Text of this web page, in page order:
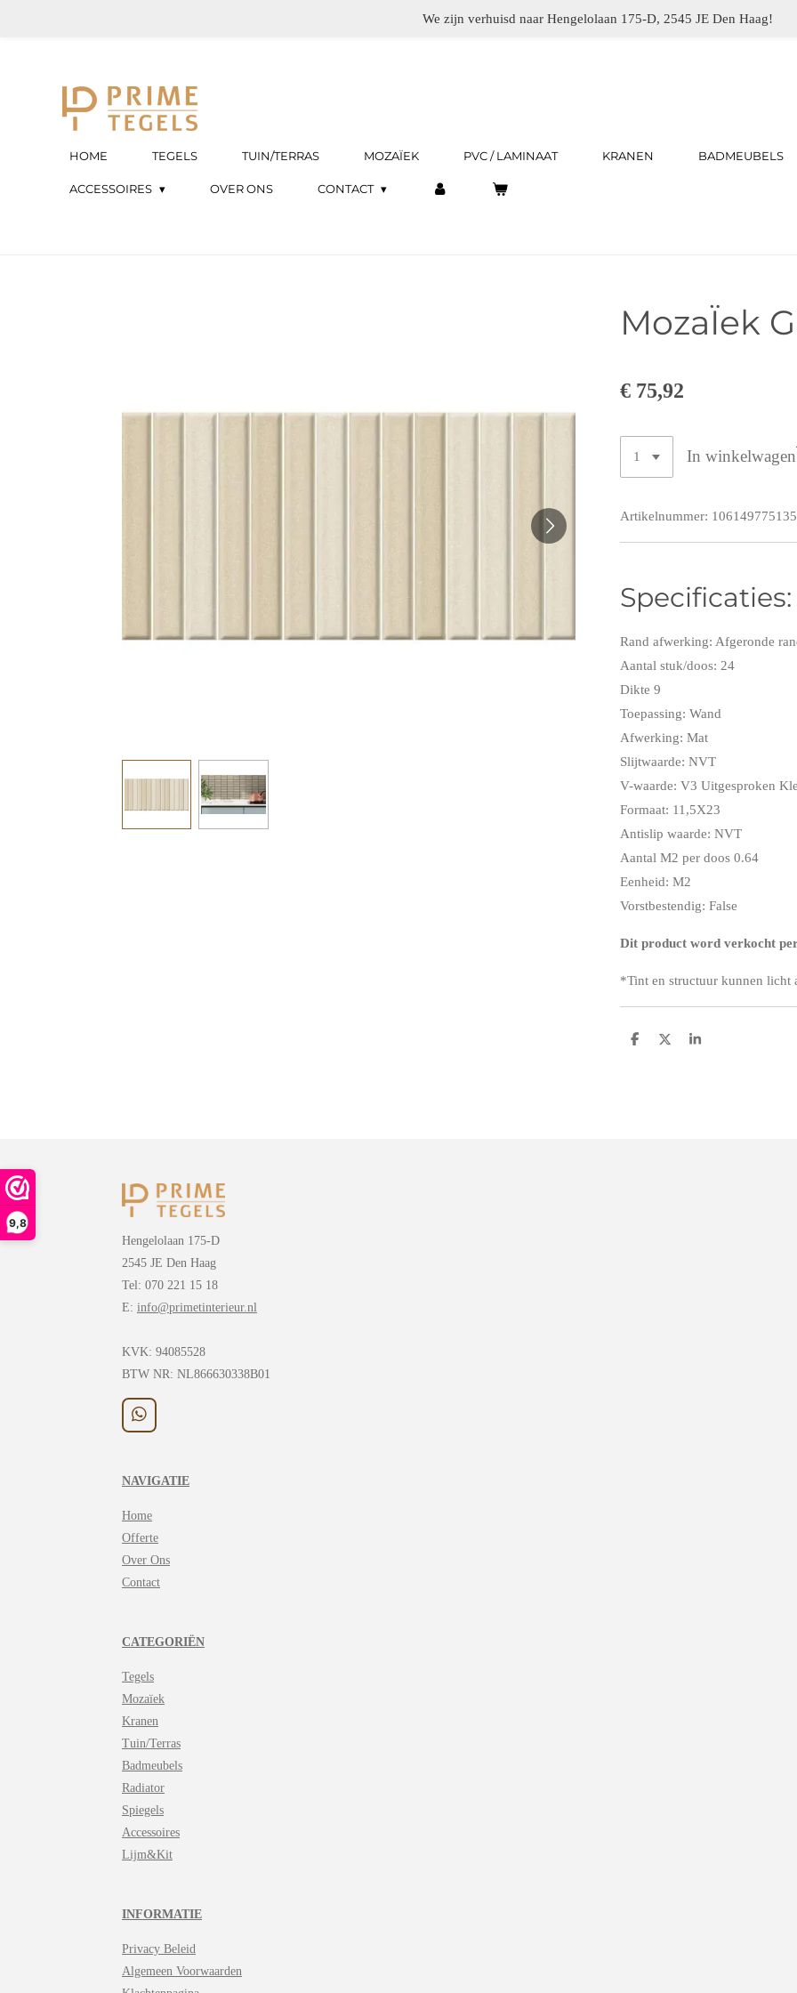
9,8
hoofdinhoud
We zijn verhuisd naar Hengelolaan 175-D, 2545 JE Den Haag!
HOME TEGELS TUIN/TERRAS MOZAÏEK PVC / LAMINAAT KRANEN BADMEUBELS
ACCESSOIRES OVER ONS CONTACT
MozaÏek
€ 75,92
In winkelwagen
Artikelnummer: 106149775135
Specificaties:
Rand afwerking: Afgeronde
Aantal stuk/doos: 24
Dikte 9
Toepassing: Wand
Afwerking: Mat
Slijtwaarde: NVT
V-waarde: V3 Uitgesproken
Formaat: 11,5X23
Antislip waarde: NVT
Aantal M2 per doos 0.64
Eenheid: M2
Vorstbestendig: False
Dit product word verkocht
*Tint en structuur kunnen
D
D
S
Hengelolaan 175-D
2545 JE Den Haag
Tel: 070 221 15 18
E: info@primetinterieur.nl
KVK: 94085528
BTW NR: NL866630338B01
W
s
p
p
NAVIGATIE
Home
Offerte
Over Ons
Contact
CATEGORIËN
Tegels
Mozaïek
Kranen
Tuin/Terras
Badmeubels
Radiator
Spiegels
Accessoires
Lijm&Kit
INFORMATIE
Privacy Beleid
Algemeen Voorwaarden